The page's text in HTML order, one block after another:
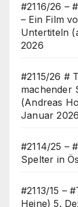
#2116/26 –
– Ein Film
Untertiteln
2026
#2115/26 #
machender
(Andreas
Januar 2026
#2114/25 –
Spelter in
#2113/15 –
Heine) 5.